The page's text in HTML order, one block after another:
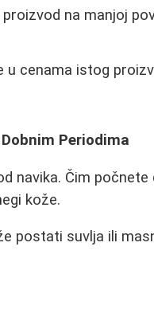
na manjoj
u cenama istog
Periodima
navika. Čim
kože.
postati suvlja ili